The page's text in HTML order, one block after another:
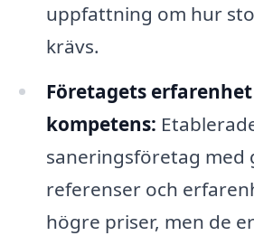
uppfattning om hur
krävs.
Företagets
kompetens:
saneringsföretag med
referenser och
högre priser, men de